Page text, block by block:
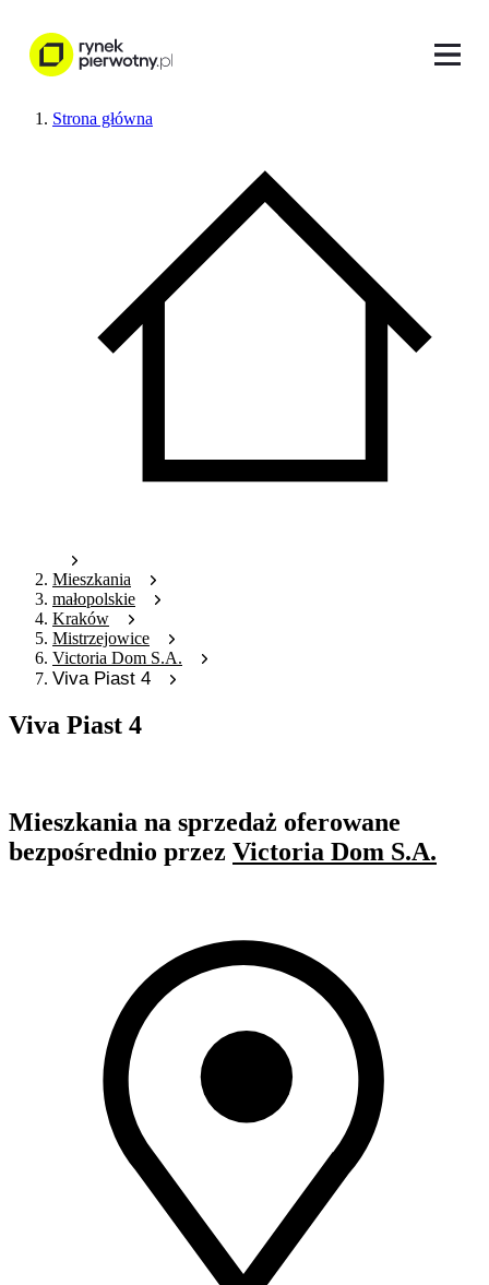
Strona główna
Mieszkania
małopolskie
Kraków
Mistrzejowice
Victoria Dom S.A.
Viva Piast 4
Viva Piast 4
Mieszkania na sprzedaż oferowane
bezpośrednio przez Victoria Dom S.A.